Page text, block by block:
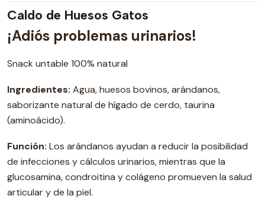
Caldo de Huesos Gatos
¡Adiós problemas urinarios!
Snack untable 100% natural
Ingredientes: Agua, huesos bovinos, arándanos,
saborizante natural de hígado de cerdo, taurina
(aminoácido).
Función: Los arándanos ayudan a reducir la posibilidad
de infecciones y cálculos urinarios, mientras que la
glucosamina, condroitina y colágeno promueven la salud
articular y de la piel.